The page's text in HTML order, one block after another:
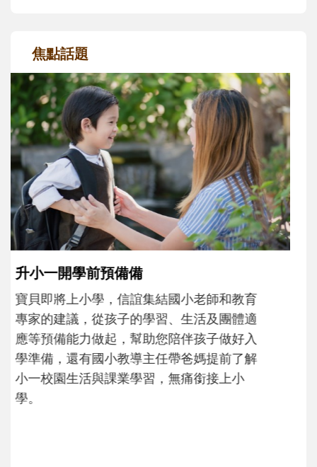
焦點話題
和孩子一起長大的那個男人│讀懂父親的
不同模樣
沒有人天生就擅長當爸爸！男人總是在一次
次「前所未有」的體驗中，跟著孩子一起長
大。從給予安全感的肢體遊戲，到獨立自
主、角色認同及解決問題的能力養成。爸爸